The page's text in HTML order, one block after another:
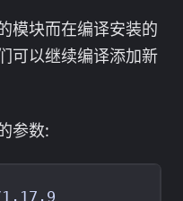
模块而在编译安装的
可以继续编译添加新
参数: